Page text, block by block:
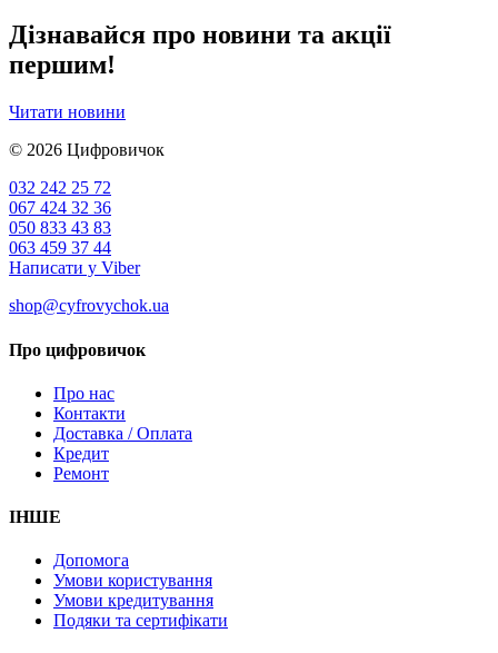
Дізнавайся про новини та акції
першим!
Читати новини
© 2026 Цифровичок
032 242 25 72
067 424 32 36
050 833 43 83
063 459 37 44
Написати у Viber
shop@cyfrovychok.ua
Про цифровичок
Про нас
Контакти
Доставка / Оплата
Кредит
Ремонт
ІНШЕ
Допомога
Умови користування
Умови кредитування
Подяки та сертифікати